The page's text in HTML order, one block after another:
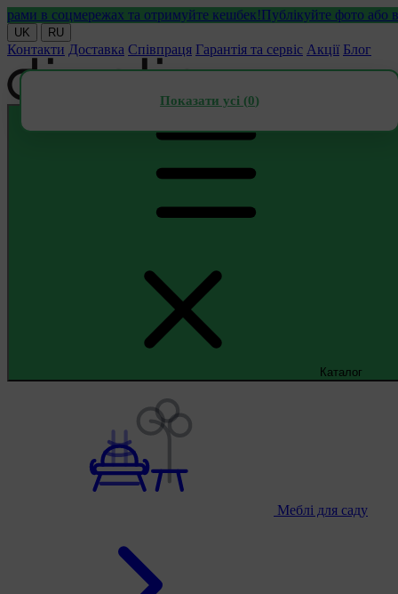
соцмережах та отримуйте кешбек!Публікуйте фото або відео
UK RU
Контакти Доставка Співпраця Гарантія та сервіс Акції Блог
Каталог
Меблі для саду
Показати усі (0)